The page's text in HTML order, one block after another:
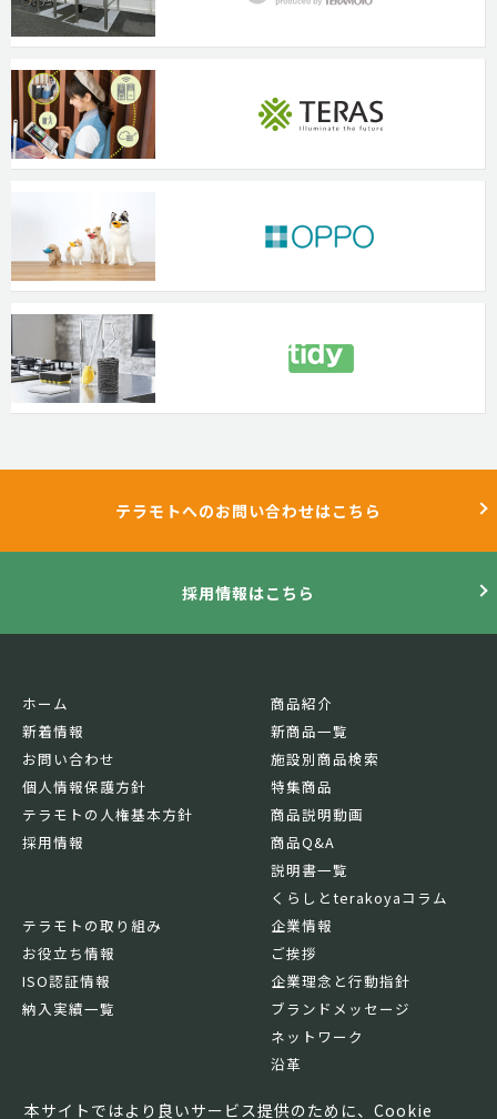
本サイトではより良いサービス提供のために、Cookie
テラモトへのお問い合わせはこちら
採用情報はこちら
ホーム
新着情報
お問い合わせ
個人情報保護方針
テラモトの人権基本方針
採用情報
商品紹介
新商品一覧
施設別商品検索
特集商品
商品説明動画
商品Q&A
説明書一覧
くらしとterakoyaコラム
テラモトの取り組み
お役立ち情報
ISO認証情報
納入実績一覧
企業情報
ご挨拶
企業理念と行動指針
ブランドメッセージ
ネットワーク
沿革